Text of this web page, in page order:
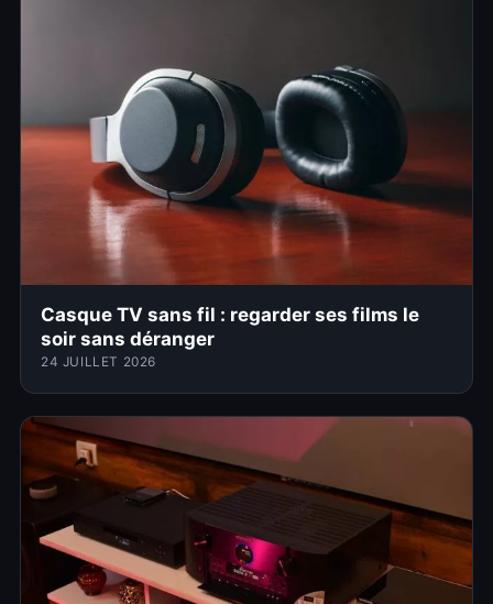
Casque TV sans fil : regarder ses films le
soir sans déranger
24 JUILLET 2026